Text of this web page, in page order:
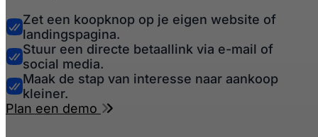
Zet een koopknop op je eigen website of
landingspagina.
Stuur een directe betaallink via e-mail of
social media.
Maak de stap van interesse naar aankoop
kleiner.
Plan een demo